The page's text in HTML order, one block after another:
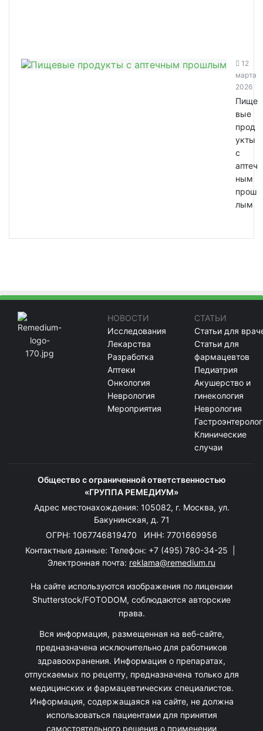
12
марта
2026
Пище
вые
прод
укты
с
аптеч
ным
прош
лым
НОВОСТИ
Исследования
Лекарства
Разработка
Аптеки
Онкология
Неврология
Мероприятия
СТАТЬИ
Статьи для
Статьи для
фармацевтов
Педиатрия
Акушерство и
гинекология
Неврология
Клинические
случаи
Общество с ограниченной ответственностью
«ГРУППА РЕМЕДИУМ»
Адрес местонахождения: 105082, г. Москва, ул.
Бакунинская, д. 71
ОГРН: 1067746819470 ИНН: 7701669956
Контактные данные: Телефон: +7 (495) 780-34-25
Электронная почта: reklama@remedium.ru
На сайте используются изображения по лицензии
Shutterstock/FOTODOM, соблюдаются авторские
права.
Вся информация, размещенная на веб-сайте,
предназначена исключительно для работников
здравоохранения. Информация о препаратах,
отпускаемых по рецепту, предназначена только для
медицинских и фармацевтических специалистов.
Информация, содержащаяся на сайте, не должна
использоваться пациентами для принятия
самостоятельного решения о применении